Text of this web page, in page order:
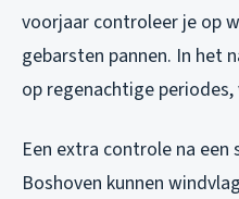
voorjaar controleer je op
gebarsten pannen. In het
op regenachtige
Een extra controle na
Boshoven kunnen